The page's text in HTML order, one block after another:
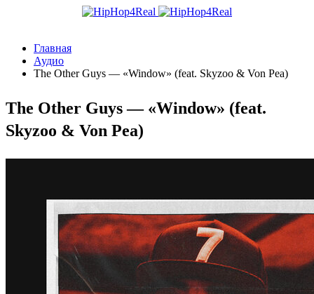
Главная
Аудио
The Other Guys — «Window» (feat. Skyzoo & Von Pea)
The Other Guys — «Window» (feat.
Skyzoo & Von Pea)